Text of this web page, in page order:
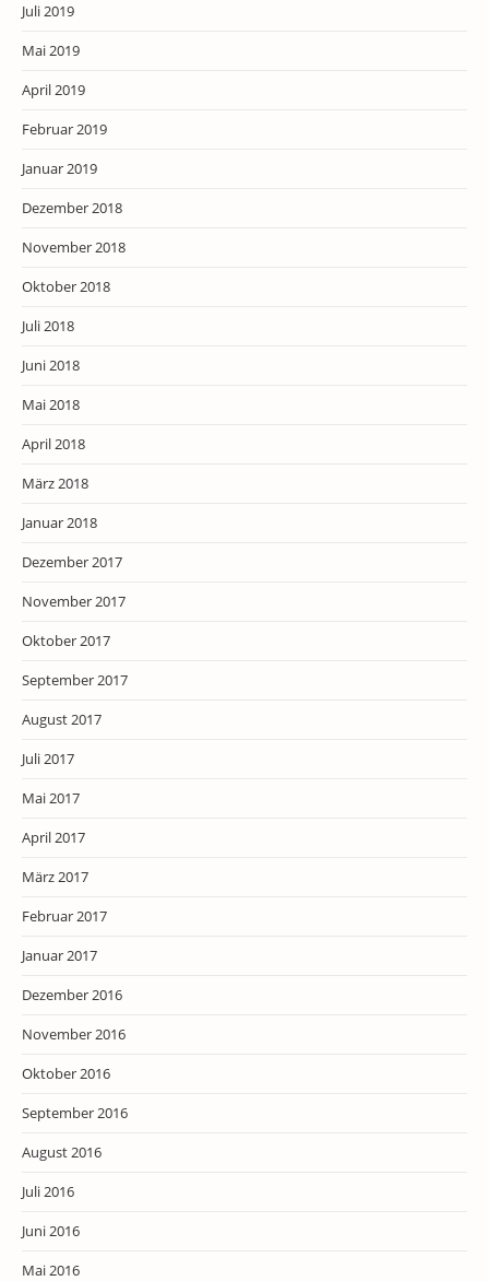
Juli 2019
Mai 2019
April 2019
Februar 2019
Januar 2019
Dezember 2018
November 2018
Oktober 2018
Juli 2018
Juni 2018
Mai 2018
April 2018
März 2018
Januar 2018
Dezember 2017
November 2017
Oktober 2017
September 2017
August 2017
Juli 2017
Mai 2017
April 2017
März 2017
Februar 2017
Januar 2017
Dezember 2016
November 2016
Oktober 2016
September 2016
August 2016
Juli 2016
Juni 2016
Mai 2016